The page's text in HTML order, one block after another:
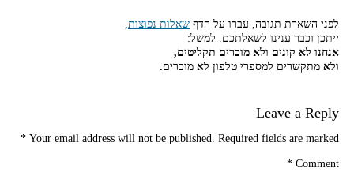
לפני השארת תגובה, עברו על הדף שאלות נפוצות,
ייתכן וכבר ענינו לשאלתכם. למשל:
אנחנו לא קונים ולא מוכרים תקליטים,
ולא מתקשרים למספרי טלפון לא מוכרים.
Leave a Reply
Your email address will not be published. Required fields are marked
*
Comment
*